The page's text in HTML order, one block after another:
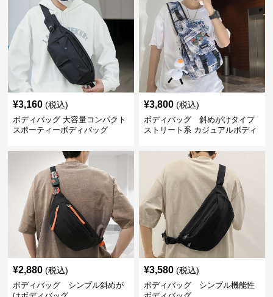
¥3,160 (税込)
ボディバッグ 大容量コンパクト
スポーティーボディバッグ
¥3,800 (税込)
ボディバッグ 斜めがけタイプ
ストリート系 カジュアルボディ
¥2,880 (税込)
ボディバッグ シンプル斜めが
¥3,580 (税込)
ボディバッグ シンプル機能性